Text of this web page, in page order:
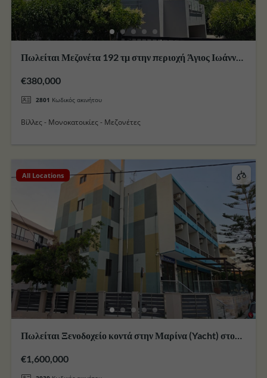
Πωλείται Μεζονέτα 192 τμ στην περιοχή Άγιος Ιωάννης
€380,000
2801 Κωδικός ακινήτου
Βίλλες - Μονοκατοικίες - Μεζονέτες
All Locations
Πωλείται Ξενοδοχείο κοντά στην Μαρίνα (Yacht) στο
€1,600,000